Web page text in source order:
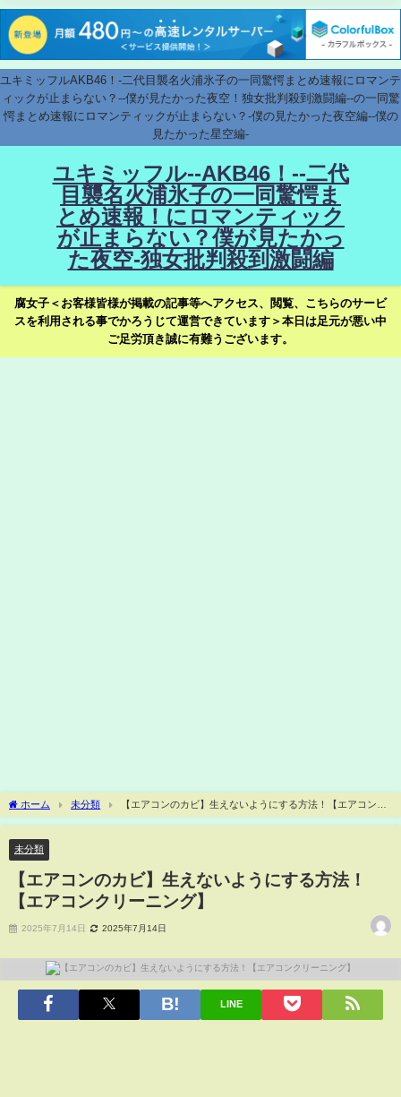
ユキミッフルAKB46！-二代目襲名火浦氷子の一同驚愕まとめ速報にロマンテ
ィックが止まらない？--僕が見たかった夜空！独女批判殺到激闘編--の一同驚
愕まとめ速報にロマンティックが止まらない？-僕の見たかった夜空編--僕の
見たかった星空編-
ユキミッフル--AKB46！--二代
目襲名火浦氷子の一同驚愕ま
とめ速報！にロマンティック
が止まらない？僕が見たかっ
た夜空-独女批判殺到激闘編
腐女子＜お客様皆様が掲載の記事等へアクセス、閲覧、こちらのサービ
スを利用される事でかろうじて運営できています＞本日は足元が悪い中
ご足労頂き誠に有難うございます。
ホーム 未分類
【エアコンのカビ】生えないようにする方法！【エアコンク
リーニング】
未分類
【エアコンのカビ】生えないようにする方法！
【エアコンクリーニング】
2025年7月14日 2025年7月14日
LINE